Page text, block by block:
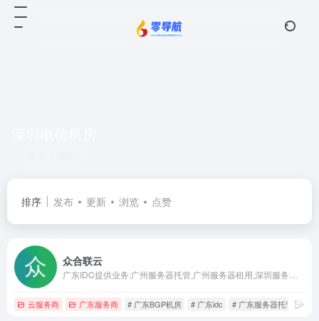
排序 发布 更新 浏览 点赞
众合联云
云服务商 广东服务商 # 广东BGP机房 # 广东idc # 广东服务器托管